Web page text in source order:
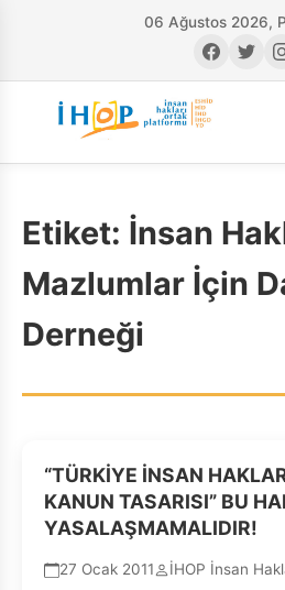
06 Ağustos 2026,
Etiket: İnsan
Mazlumlar İçin
Derneği
“TÜRKİYE İNSAN
KANUN TASARISI” BU
YASALAŞMAMALIDIR!
27 Ocak 2011 İHOP İnsan